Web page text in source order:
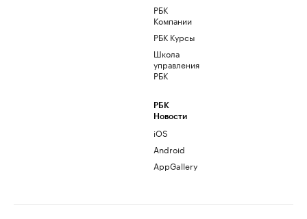
РБК
Компании
РБК Курсы
Школа
управления
РБК
РБК
Новости
iOS
Android
AppGallery